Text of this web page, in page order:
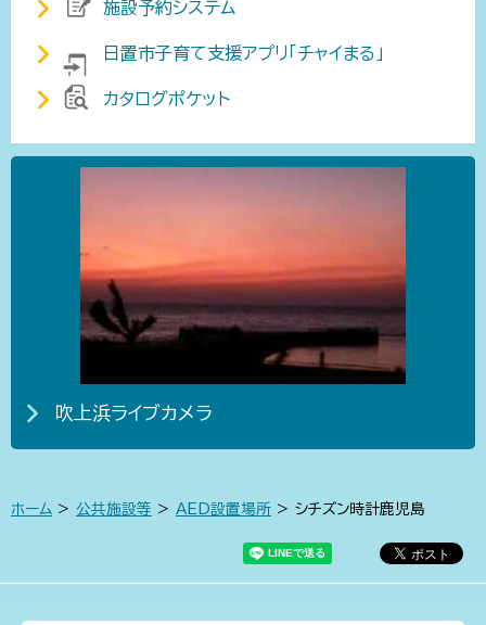
施設予約システム
日置市子育て支援アプリ「チャイまる」
カタログポケット
吹上浜ライブカメラ
ホーム > 公共施設等 > AED設置場所 > シチズン時計鹿児島